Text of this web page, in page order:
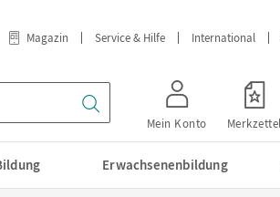
Magazin Service & Hilfe International
Mein Konto Merkzettel
Erwachsenenbildung